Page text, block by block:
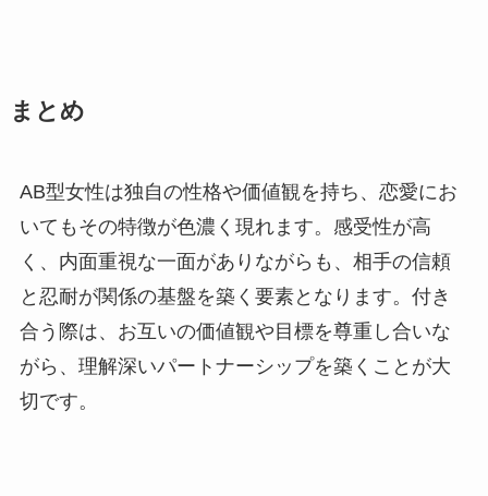
まとめ
AB型女性は独自の性格や価値観を持ち、恋愛にお
いてもその特徴が色濃く現れます。感受性が高
く、内面重視な一面がありながらも、相手の信頼
と忍耐が関係の基盤を築く要素となります。付き
合う際は、お互いの価値観や目標を尊重し合いな
がら、理解深いパートナーシップを築くことが大
切です。